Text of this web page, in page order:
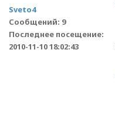
Sveto4
Сообщений: 9
Последнее посещение:
2010-11-10 18:02:43